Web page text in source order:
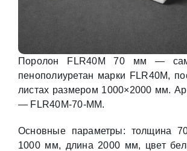
Поролон FLR40M 70 мм —
пенополиуретан марки FLR40M,
листах размером 1000×2000 мм.
— FLR40M-70-MM.
Основные параметры: толщина
1000 мм, длина 2000 мм, цвет